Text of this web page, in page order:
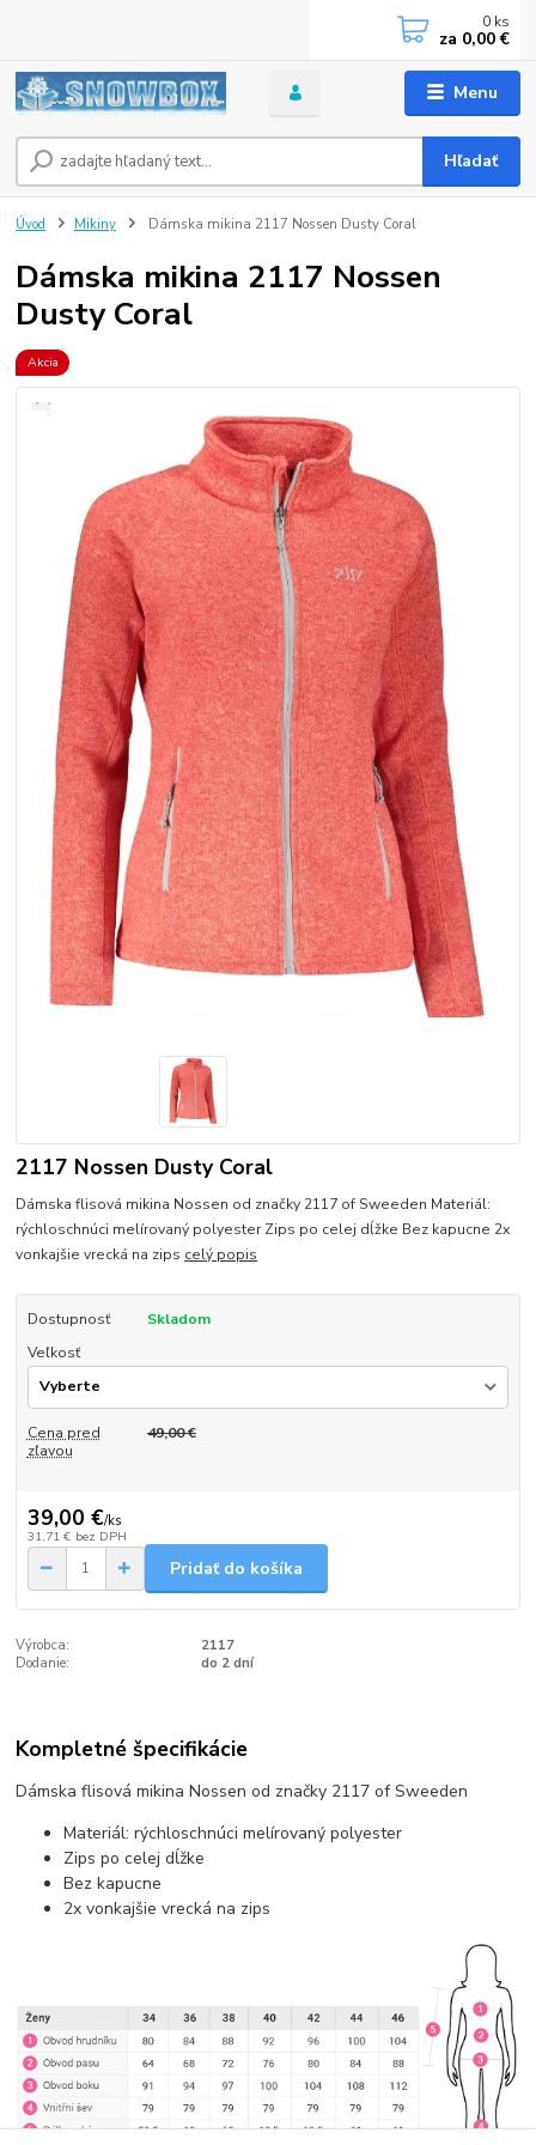
Menu
Hľadať
0 ks
za 0,00 €
Úvod Mikiny Dámska mikina 2117 Nossen Dusty Coral
Dámska mikina 2117 Nossen
Dusty Coral
Akcia
2117 Nossen Dusty Coral
Dámska flisová mikina Nossen od značky 2117 of Sweeden Materiál:
rýchloschnúci melírovaný polyester Zips po celej dĺžke Bez kapucne 2x
vonkajšie vrecká na zips celý popis
Dostupnosť
Skladom
Veľkosť
Cena pred
zľavou
49,00 €
39,00 €/ks
31,71 € bez DPH
Pridať do košíka
Výrobca:
2117
Dodanie:
do 2 dní
Kompletné špecifikácie
Dámska flisová mikina Nossen od značky 2117 of Sweeden
Materiál: rýchloschnúci melírovaný polyester
Zips po celej dĺžke
Bez kapucne
2x vonkajšie vrecká na zips